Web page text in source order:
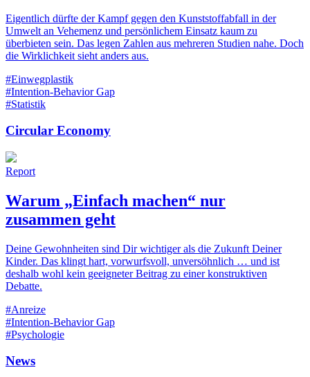
Eigentlich dürfte der Kampf gegen den Kunststoffabfall in der
Umwelt an Vehemenz und persönlichem Einsatz kaum zu
überbieten sein. Das legen Zahlen aus mehreren Studien nahe. Doch
die Wirklichkeit sieht anders aus.
#Einwegplastik
#Intention-Behavior Gap
#Statistik
Circular Economy
Report
Warum „Einfach machen“ nur
zusammen geht
Deine Gewohnheiten sind Dir wichtiger als die Zukunft Deiner
Kinder. Das klingt hart, vorwurfsvoll, unversöhnlich … und ist
deshalb wohl kein geeigneter Beitrag zu einer konstruktiven
Debatte.
#Anreize
#Intention-Behavior Gap
#Psychologie
News